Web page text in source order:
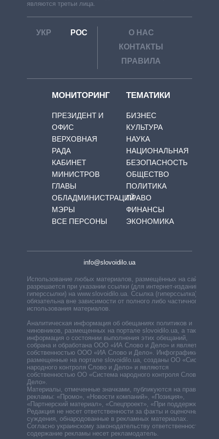
являются третьи лица.
УКР РОС
О НАС
КОНТАКТЫ
ПРАВИЛА
МОНИТОРИНГ
ПРЕЗИДЕНТ И
ОФИС
ВЕРХОВНАЯ
РАДА
КАБИНЕТ
МИНИСТРОВ
ГЛАВЫ
ОБЛАДМИНИСТРАЦИЙ
МЭРЫ
ВСЕ ПЕРСОНЫ
ТЕМАТИКИ
БИЗНЕС
КУЛЬТУРА
НАУКА
НАЦИОНАЛЬНАЯ
БЕЗОПАСНОСТЬ
ОБЩЕСТВО
ПОЛИТИКА
ПРАВО
ФИНАНСЫ
ЭКОНОМИКА
info@slovoidilo.ua
Использование любых материалов, размещённых на сайте,
разрешается при указании ссылки (для интернет-изданий —
гиперссылки) на www.slovoidilo.ua. Ссылка (гиперссылка)
обязательна вне зависимости от полного либо частичного
использования материалов.
Аналитическая информация об обещаниях политиков и
чиновников, размещенных на портале slovoidilo.ua, а также
информация о состоянии выполнения этих обещаний,
собрана и обработана ООО «ИА Слово и Дело» и является
собственностью ООО «ИА Слово и Дело». Инфографики,
размещенные на портале slovoidilo.ua, созданы ОО «Система
народного контроля Слово и Дело» и являются
собственностью ОО «Система народного контроля Слово и
Дело».
Материалы, отмеченные значками, публикуются на правах
рекламы: «Промо», «Новости компаний», «Позиция»,
«Партнерский материал», «Спецпроект», «При поддержке».
Редакция не несет ответственности за факты и оценочные
суждения, обнародованные в рекламных материалах.
Согласно украинскому законодательству ответственность за
содержание рекламы несет рекламодатель.